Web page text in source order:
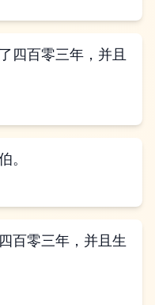
四百零三年，并且
。
百零三年，并且生